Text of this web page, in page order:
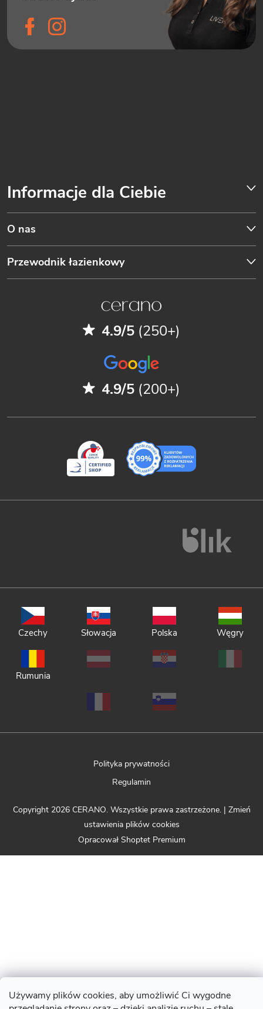
Używamy plików cookies, aby umożliwić Ci wygodne
Informacje dla Ciebie
O nas
Przewodnik łazienkowy
4.9/5 (250+)
4.9/5 (200+)
Czechy Słowacja Polska Węgry
Rumunia
Polityka prywatności
Regulamin
Opracował Shoptet Premium
Copyright 2026 CERANO. Wszystkie prawa zastrzeżone. | Zmień
ustawienia plików cookies